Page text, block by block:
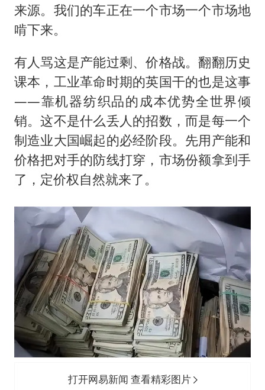
来源。我们的车正在一个市场一个市场地
啃下来。
有人骂这是产能过剩、价格战。翻翻历史
课本，工业革命时期的英国干的也是这事
——靠机器纺织品的成本优势全世界倾
销。这不是什么丢人的招数，而是每一个
制造业大国崛起的必经阶段。先用产能和
价格把对手的防线打穿，市场份额拿到手
了，定价权自然就来了。
打开网易新闻 查看精彩图片